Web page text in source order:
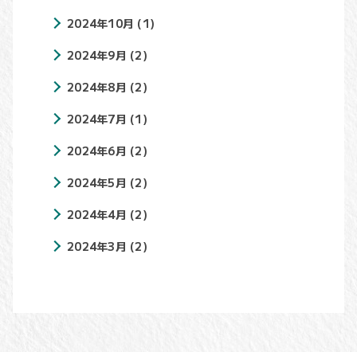
2024年10月 (1)
2024年9月 (2)
2024年8月 (2)
2024年7月 (1)
2024年6月 (2)
2024年5月 (2)
2024年4月 (2)
2024年3月 (2)